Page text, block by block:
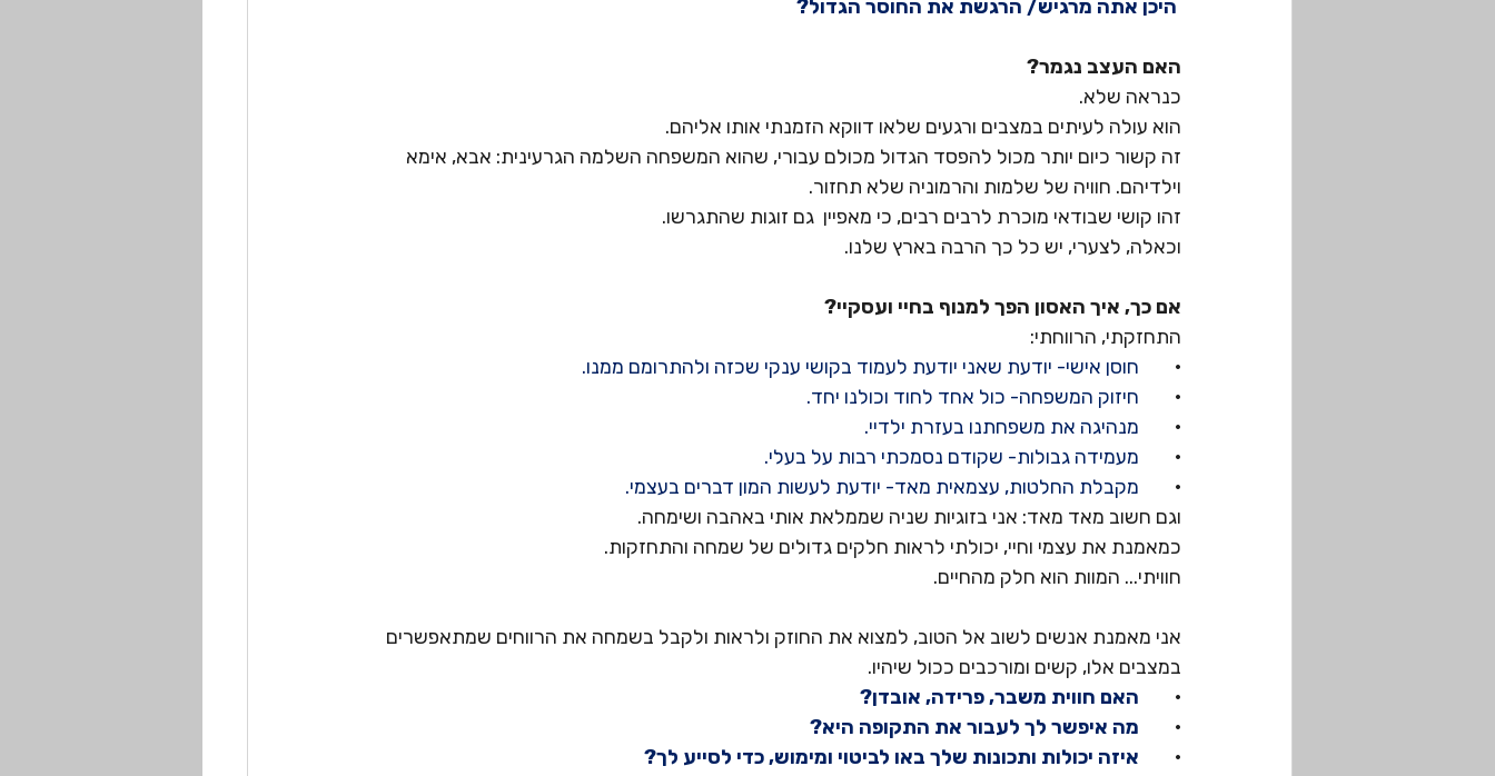
האם העצב נגמר?
כנראה שלא.
הוא עולה לעיתים במצבים ורגעים שלאו דווקא הזמנתי אותו אליהם.
זה קשור כיום יותר מכול להפסד הגדול מכולם עבורי, שהוא המשפחה השלמה הגרעינית: אבא, אימא
וילדיהם. חוויה של שלמות והרמוניה שלא תחזור.
זהו קושי שבודאי מוכרת לרבים רבים, כי מאפיין  גם זוגות שהתגרשו.
וכאלה, לצערי, יש כל כך הרבה בארץ שלנו.
אם כך, איך האסון הפך למנוף בחיי ועסקיי?
התחזקתי, הרווחתי:
· חוסן אישי- יודעת שאני יודעת לעמוד בקושי ענקי שכזה ולהתרומם ממנו.
· חיזוק המשפחה- כול אחד לחוד וכולנו יחד.
· מנהיגה את משפחתנו בעזרת ילדיי.
· מעמידה גבולות- שקודם נסמכתי רבות על בעלי.
· מקבלת החלטות, עצמאית מאד- יודעת לעשות המון דברים בעצמי.
וגם חשוב מאד מאד: אני בזוגיות שניה שממלאת אותי באהבה ושימחה.
כמאמנת את עצמי וחיי, יכולתי לראות חלקים גדולים של שמחה והתחזקות.
חוויתי... המוות הוא חלק מהחיים.
אני מאמנת אנשים לשוב אל הטוב, למצוא את החוזק ולראות ולקבל בשמחה את הרווחים שמתאפשרים
במצבים אלו, קשים ומורכבים ככול שיהיו.
· האם חווית משבר, פרידה, אובדן?
· מה איפשר לך לעבור את התקופה היא?
· איזה יכולות ותכונות שלך באו לביטוי ומימוש, כדי לסייע לך?